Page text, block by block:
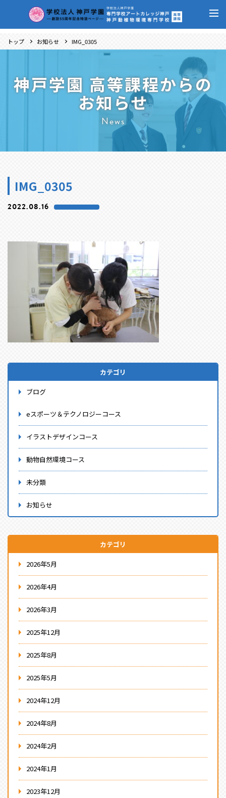
トップ お知らせ IMG_0305
神戸学園 高等課程からの
お知らせ
News
IMG_0305
2022.08.16
カテゴリ
ブログ
eスポーツ＆テクノロジーコース
イラストデザインコース
動物自然環境コース
未分類
お知らせ
カテゴリ
2026年5月
2026年4月
2026年3月
2025年12月
2025年8月
2025年5月
2024年12月
2024年8月
2024年2月
2024年1月
2023年12月